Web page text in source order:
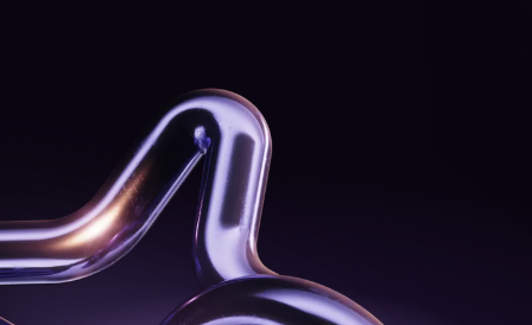
Telefonnummer
Monatliches Trading-Volumen
Senden